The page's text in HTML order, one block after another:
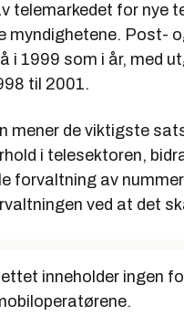
telemarkedet for nye
myndighetene. Post-
i 1999 som i år, med
til 2001.
mener de viktigste
i telesektoren,
forvaltning av
ved at det
inneholder ingen